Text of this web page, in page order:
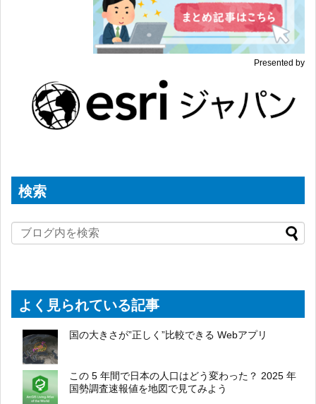
Presented by
検索
よく見られている記事
国の大きさが”正しく”比較できる Webアプリ
この 5 年間で日本の人口はどう変わった？ 2025 年
国勢調査速報値を地図で見てみよう